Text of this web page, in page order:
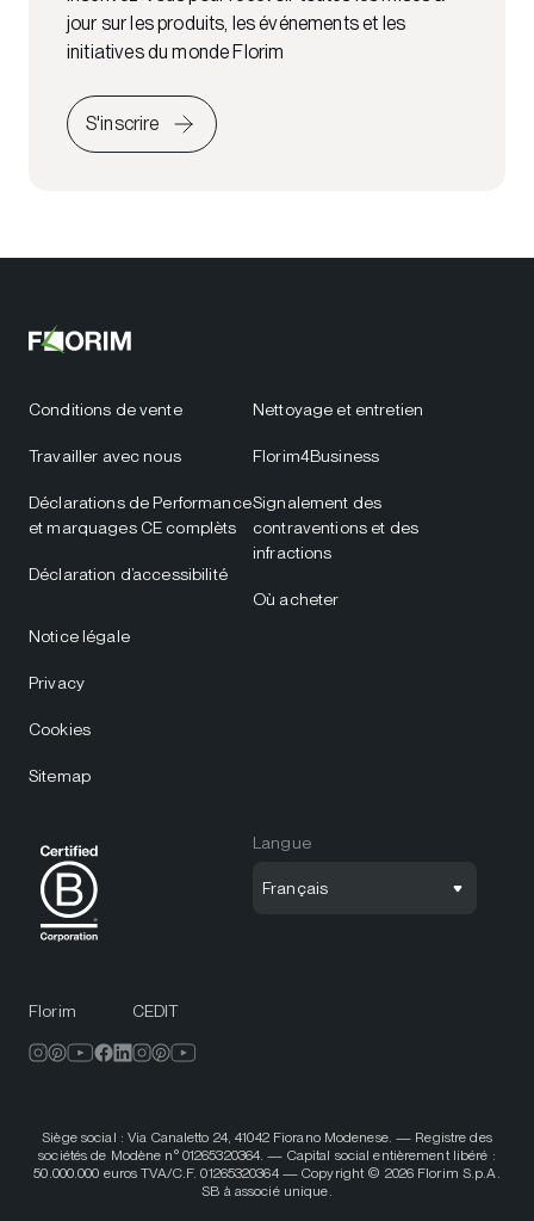
jour sur les produits, les événements et les
initiatives du monde Florim
S'inscrire
Conditions de vente
Travailler avec nous
Déclarations de Performance
et marquages CE complèts
Déclaration d’accessibilité
Nettoyage et entretien
Florim4Business
Signalement des
contraventions et des
infractions
Où acheter
Notice légale
Privacy
Cookies
Sitemap
Langue
Français
Florim CEDIT
Siège social : Via Canaletto 24, 41042 Fiorano Modenese. — Registre des
sociétés de Modène n° 01265320364. — Capital social entièrement libéré :
50.000.000 euros TVA/C.F. 01265320364 — Copyright © 2026 Florim S.p.A.
SB à associé unique.